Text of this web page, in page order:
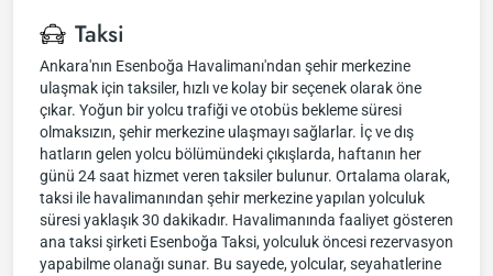
Taksi
Ankara'nın Esenboğa Havalimanı'ndan şehir merkezine
ulaşmak için taksiler, hızlı ve kolay bir seçenek olarak öne
çıkar. Yoğun bir yolcu trafiği ve otobüs bekleme süresi
olmaksızın, şehir merkezine ulaşmayı sağlarlar. İç ve dış
hatların gelen yolcu bölümündeki çıkışlarda, haftanın her
günü 24 saat hizmet veren taksiler bulunur. Ortalama olarak,
taksi ile havalimanından şehir merkezine yapılan yolculuk
süresi yaklaşık 30 dakikadır. Havalimanında faaliyet gösteren
ana taksi şirketi Esenboğa Taksi, yolculuk öncesi rezervasyon
yapabilme olanağı sunar. Bu sayede, yolcular, seyahatlerine